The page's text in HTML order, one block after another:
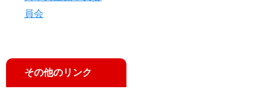
員会
その他のリンク